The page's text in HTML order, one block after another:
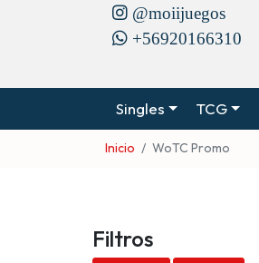
@moiijuegos
+56920166310
Singles TCG
Inicio WoTC Promo
Filtros